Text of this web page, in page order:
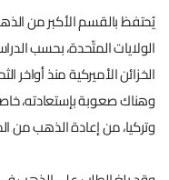
يُحتفظ بالقسم الأكبر من
الولايات المتّحدة، بحسب
الخزائن الأميركية منذ أواخر
وهناك صعوبة بإستعادته،
وتركيا، من إعادة الذهب من